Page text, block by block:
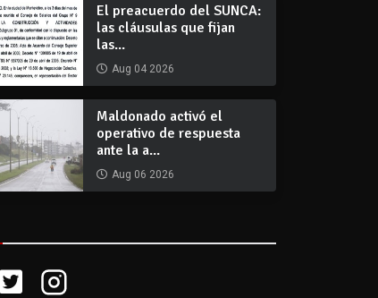
El preacuerdo del SUNCA:
las cláusulas que fijan
las...
Aug 04 2026
Maldonado activó el
operativo de respuesta
ante la a...
Aug 06 2026